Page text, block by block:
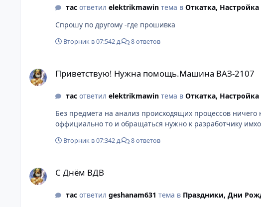
тасответил elektrikmawinтема в Откатка,
Спрошу по другому -где прошивка
Вторник в 07:542 д. 8 ответов
Приветствую! Нужна помощь.Машина ВАЗ-2107
тасответил elektrikmawinтема в Откатка,
Без предмета на анализ происходящих процессов ничего
оффициально то и обращаться нужно к разработчику имхо
Вторник в 07:342 д. 8 ответов
С Днём ВДВ
тасответил geshanam631 тема в Праздники, Дни